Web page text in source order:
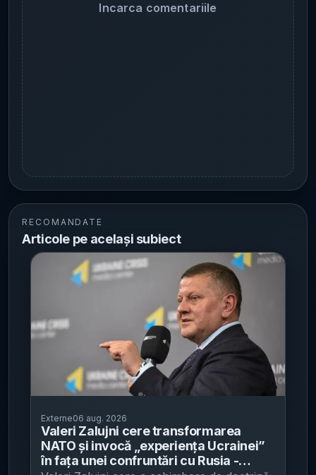
Incarca comentariile
RECOMANDATE
Articole pe același subiect
Externe06 aug. 2026
Valeri Zalujni cere transformarea
NATO și invocă „experiența Ucrainei”
în fața unei confruntări cu Rusia -